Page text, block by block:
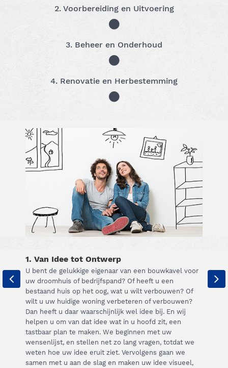
2. Voorbereiding en Uitvoering
3. Beheer en Onderhoud
4. Renovatie en Herbestemming
1. Van Idee tot Ontwerp
U bent de gelukkige eigenaar van een bouwkavel voor
uw droomhuis of bedrijfspand? Of heeft u een
bestaand huis op het oog, wat u wilt verbouwen? Of
wilt u uw huidige woning verbeteren of verbouwen?
Dan heeft u daar waarschijnlijk wel idee bij. En wij
helpen u om van dat idee wat in u hoofd zit, een
tastbaar plan te maken. We beginnen met uw
wensenlijst, en stellen net zo lang vragen, totdat we
weten hoe uw idee eruit ziet. Vervolgens gaan we
samen met u aan de slag en maken uw idee visueel,